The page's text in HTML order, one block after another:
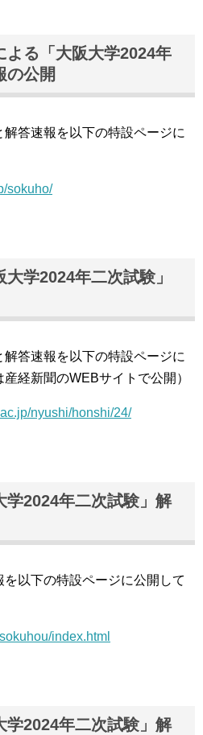
よる「大阪大学2024年
の公開
答速報を以下の特設ページに
sokuho/
学2024年二次試験」
答速報を以下の特設ページに
経新聞のWEBサイトで公開）
nyushi/honshi/24/
学2024年二次試験」解
以下の特設ページに公開して
index.html
学2024年二次試験」解